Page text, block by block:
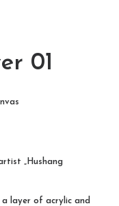
01
„Hushang
layer of acrylic and